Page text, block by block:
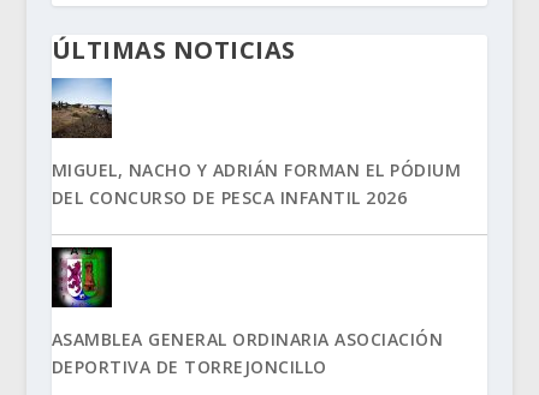
ÚLTIMAS NOTICIAS
MIGUEL, NACHO Y ADRIÁN FORMAN EL PÓDIUM
DEL CONCURSO DE PESCA INFANTIL 2026
ASAMBLEA GENERAL ORDINARIA ASOCIACIÓN
DEPORTIVA DE TORREJONCILLO